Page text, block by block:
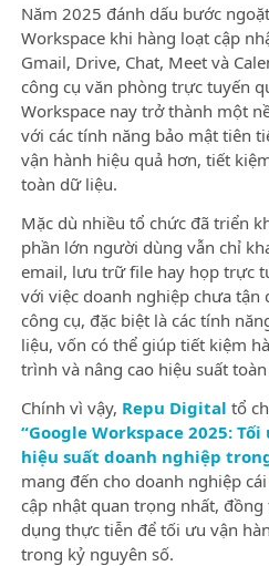
Năm 2025 đánh dấu bước
Workspace khi hàng loạt cập
Gmail, Drive, Chat, Meet và
công cụ văn phòng trực tuyến
Workspace nay trở thành một
với các tính năng bảo mật tiên
vận hành hiệu quả hơn, tiết
toàn dữ liệu.
Mặc dù nhiều tổ chức đã triển
phần lớn người dùng vẫn chỉ
email, lưu trữ file hay họp trực
với việc doanh nghiệp chưa tận
công cụ, đặc biệt là các tính
liệu, vốn có thể giúp tiết kiệm
trình và nâng cao hiệu suất
Chính vì vậy, Repu Digital tổ
“Google Workspace 2025:
hiệu suất doanh nghiệp
mang đến cho doanh nghiệp
cập nhật quan trọng nhất,
dụng thực tiễn để tối ưu vận
trong kỷ nguyên số.